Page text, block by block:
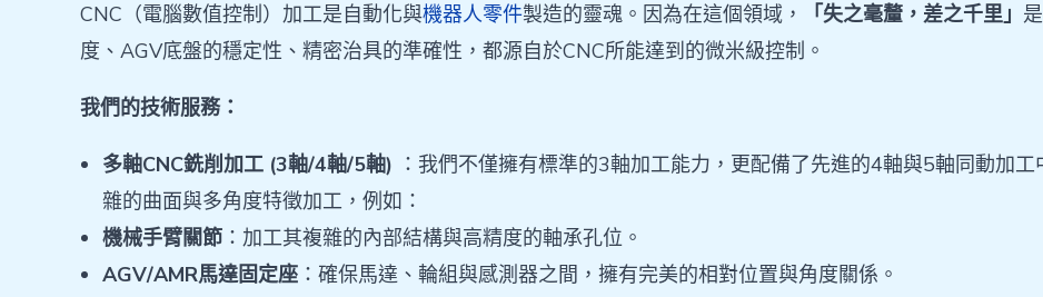
CNC（電腦數值控制）加工是自動化與機器人零件製造的靈魂。因為在這個領域， 「失之毫釐，差之千里」
度、AGV底盤的穩定性、精密治具的準確性，都源自於CNC所能達到的微米級控制。
我們的技術服務：
多軸CNC銑削加工 (3軸/4軸/5軸) ：我們不僅擁有標準的3軸加工能力，更配備了先進的4軸與5軸同動加
雜的曲面與多角度特徵加工，例如：
機械手臂關節 ：加工其複雜的內部結構與高精度的軸承孔位。
AGV/AMR馬達固定座 ：確保馬達、輪組與感測器之間，擁有完美的相對位置與角度關係。